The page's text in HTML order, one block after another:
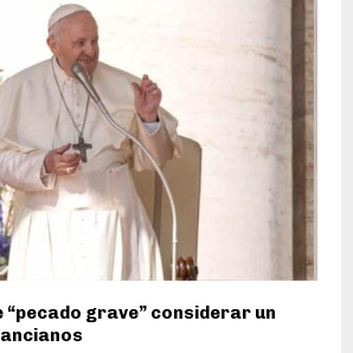
“pecado grave” considerar un